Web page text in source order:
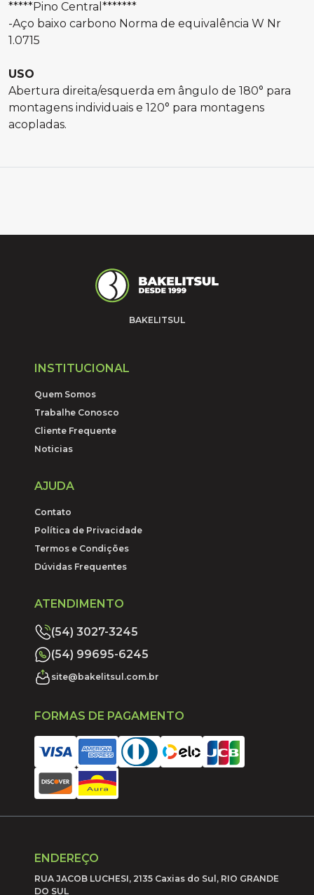
*****Pino Central*******
-Aço baixo carbono Norma de equivalência W Nr
1.0715
USO
Abertura direita/esquerda em ângulo de 180° para
montagens individuais e 120° para montagens
acopladas.
BAKELITSUL
INSTITUCIONAL
Quem Somos
Trabalhe Conosco
Cliente Frequente
Noticias
AJUDA
Contato
Política de Privacidade
Termos e Condições
Dúvidas Frequentes
ATENDIMENTO
(54) 3027-3245
(54) 99695-6245
site@bakelitsul.com.br
FORMAS DE PAGAMENTO
ENDEREÇO
RUA JACOB LUCHESI, 2135 Caxias do Sul, RIO GRANDE
DO SUL